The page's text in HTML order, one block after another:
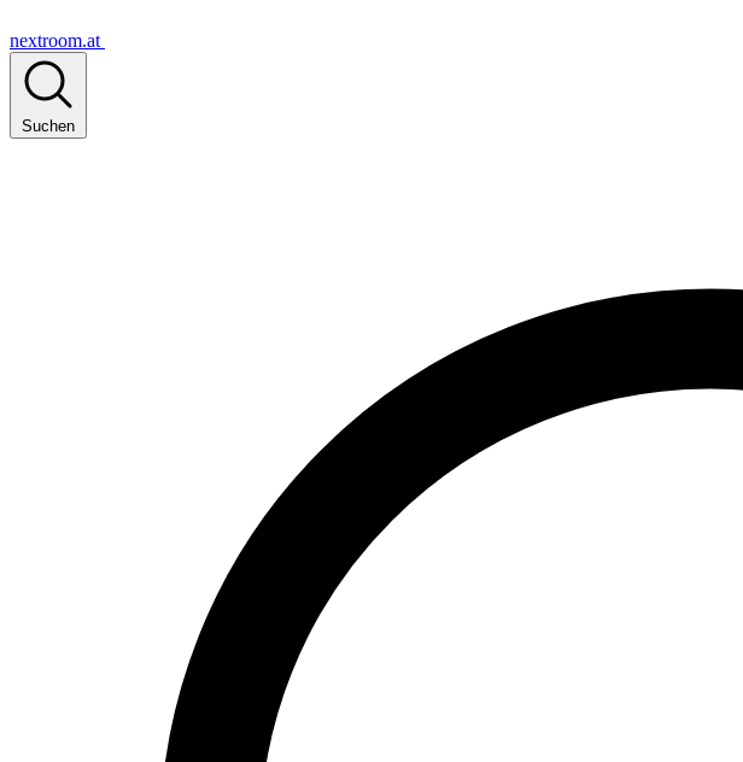
nextroom.at
Suchen